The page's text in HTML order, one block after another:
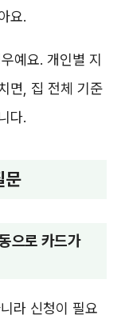
요.
예요. 개인별 지
면, 집 전체 기준
다.
문
으로 카드가
라 신청이 필요